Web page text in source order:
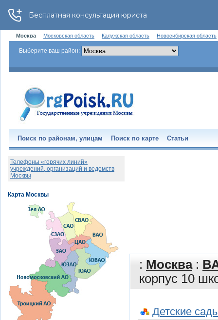
Москва Московская область Калужская область Новосибирская область
Выберите ваш район:
Поиск по районам, улицам Поиск по карте Статьи
: Москва:
корпус 10
Детские
Телефоны «горячих линий»
учреждений, организаций и ведомств
Москвы